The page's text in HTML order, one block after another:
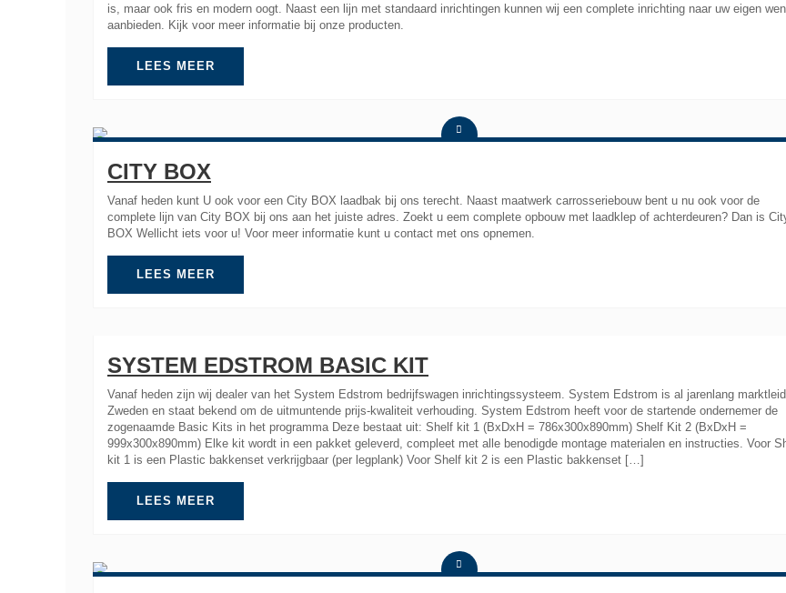
is, maar ook fris en modern oogt. Naast een lijn met standaard inrichtingen kunnen wij een complete inrichting naar uw eigen
aanbieden. Kijk voor meer informatie bij onze producten.
LEES MEER
CITY BOX
Vanaf heden kunt U ook voor een City BOX laadbak bij ons terecht. Naast maatwerk carrosseriebouw bent u nu ook voor de
complete lijn van City BOX bij ons aan het juiste adres. Zoekt u eem complete opbouw met laadklep of achterdeuren? Dan is
BOX Wellicht iets voor u! Voor meer informatie kunt u contact met ons opnemen.
LEES MEER
SYSTEM EDSTROM BASIC KIT
Vanaf heden zijn wij dealer van het System Edstrom bedrijfswagen inrichtingssysteem. System Edstrom is al jarenlang
Zweden en staat bekend om de uitmuntende prijs-kwaliteit verhouding. System Edstrom heeft voor de startende ondernemer de
zogenaamde Basic Kits in het programma Deze bestaat uit: Shelf kit 1 (BxDxH = 786x300x890mm) Shelf Kit 2 (BxDxH =
999x300x890mm) Elke kit wordt in een pakket geleverd, compleet met alle benodigde montage materialen en instructies. Voor
kit 1 is een Plastic bakkenset verkrijgbaar (per legplank) Voor Shelf kit 2 is een Plastic bakkenset […]
LEES MEER